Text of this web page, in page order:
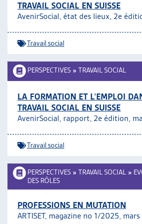
TRAVAIL SOCIAL EN SUISSE
AvenirSocial, état des lieux, 2e
Travail social
PERSPECTIVES » TRAVAIL SOCIAL
LA FORMATION ET L’EMPLOI
TRAVAIL SOCIAL EN SUISSE
AvenirSocial, rapport, 2e édition,
Travail social
PERSPECTIVES » TRAVAIL SOCIAL »
DES RÔLES
PROFESSIONS EN MUTATION
ARTISET, magazine no 1/2025,